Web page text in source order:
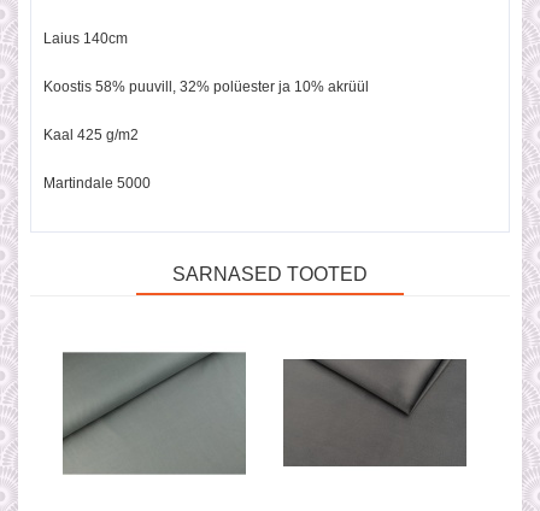
Laius 140cm
Koostis 58% puuvill, 32% polüester ja 10% akrüül
Kaal 425 g/m2
Martindale 5000
SARNASED TOOTED